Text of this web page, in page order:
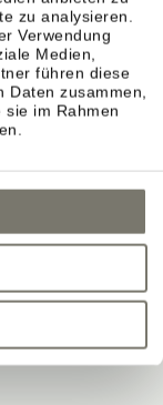
zu analysieren.
Verwendung
Medien,
führen diese
Daten zusammen,
im Rahmen